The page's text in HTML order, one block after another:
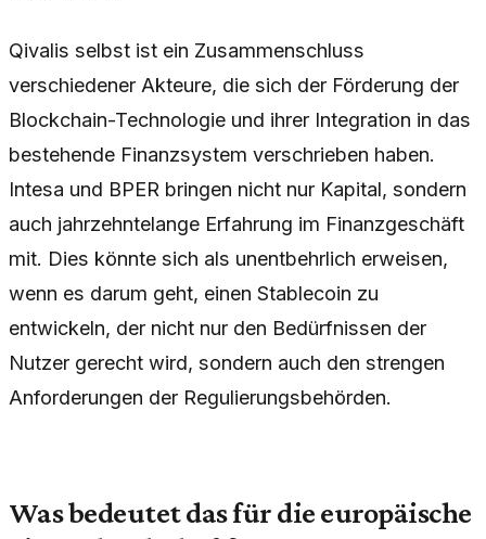
Qivalis selbst ist ein Zusammenschluss
verschiedener Akteure, die sich der Förderung der
Blockchain-Technologie und ihrer Integration in das
bestehende Finanzsystem verschrieben haben.
Intesa und BPER bringen nicht nur Kapital, sondern
auch jahrzehntelange Erfahrung im Finanzgeschäft
mit. Dies könnte sich als unentbehrlich erweisen,
wenn es darum geht, einen Stablecoin zu
entwickeln, der nicht nur den Bedürfnissen der
Nutzer gerecht wird, sondern auch den strengen
Anforderungen der Regulierungsbehörden.
Was bedeutet das für die europäische